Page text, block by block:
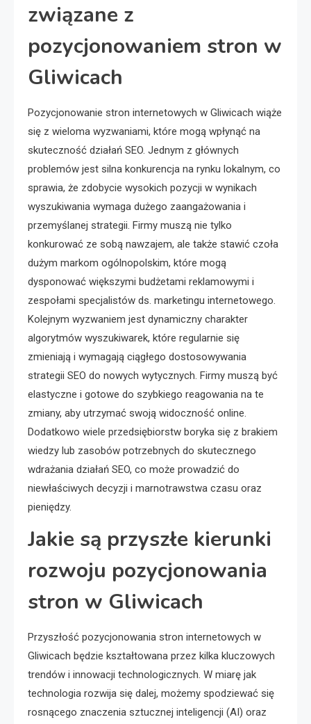
związane z
pozycjonowaniem stron w
Gliwicach
Pozycjonowanie stron internetowych w Gliwicach wiąże
się z wieloma wyzwaniami, które mogą wpłynąć na
skuteczność działań SEO. Jednym z głównych
problemów jest silna konkurencja na rynku lokalnym, co
sprawia, że zdobycie wysokich pozycji w wynikach
wyszukiwania wymaga dużego zaangażowania i
przemyślanej strategii. Firmy muszą nie tylko
konkurować ze sobą nawzajem, ale także stawić czoła
dużym markom ogólnopolskim, które mogą
dysponować większymi budżetami reklamowymi i
zespołami specjalistów ds. marketingu internetowego.
Kolejnym wyzwaniem jest dynamiczny charakter
algorytmów wyszukiwarek, które regularnie się
zmieniają i wymagają ciągłego dostosowywania
strategii SEO do nowych wytycznych. Firmy muszą być
elastyczne i gotowe do szybkiego reagowania na te
zmiany, aby utrzymać swoją widoczność online.
Dodatkowo wiele przedsiębiorstw boryka się z brakiem
wiedzy lub zasobów potrzebnych do skutecznego
wdrażania działań SEO, co może prowadzić do
niewłaściwych decyzji i marnotrawstwa czasu oraz
pieniędzy.
Jakie są przyszłe kierunki
rozwoju pozycjonowania
stron w Gliwicach
Przyszłość pozycjonowania stron internetowych w
Gliwicach będzie kształtowana przez kilka kluczowych
trendów i innowacji technologicznych. W miarę jak
technologia rozwija się dalej, możemy spodziewać się
rosnącego znaczenia sztucznej inteligencji (AI) oraz